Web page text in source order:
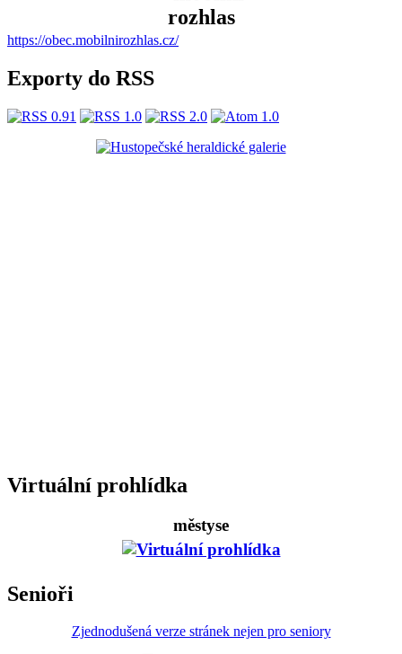
https://obec.mobilnirozhlas.cz/
Exporty do RSS
Virtuální prohlídka
městyse
Senioři
Zjednodušená verze stránek nejen pro seniory